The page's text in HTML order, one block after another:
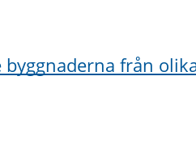
från